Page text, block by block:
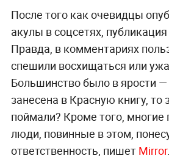
После того как очевидцы
акулы в соцсетях, публикация
Правда, в комментариях
спешили восхищаться или
Большинство было в ярости —
занесена в Красную книгу,
поймали? Кроме того, многие
люди, повинные в этом,
ответственность, пишет Mirror.